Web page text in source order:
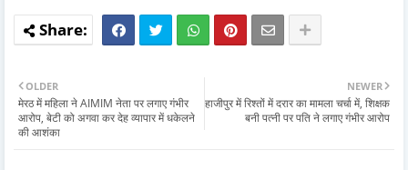
NEWER
हाजीपुर में रिश्तों में दरार का मामला चर्चा में, शिक्षक
बनी पत्नी पर पति ने लगाए गंभीर आरोप
OLDER
मेरठ में महिला ने AIMIM नेता पर लगाए गंभीर
आरोप, बेटी को अगवा कर देह व्यापार में धकेलने
की आशंका